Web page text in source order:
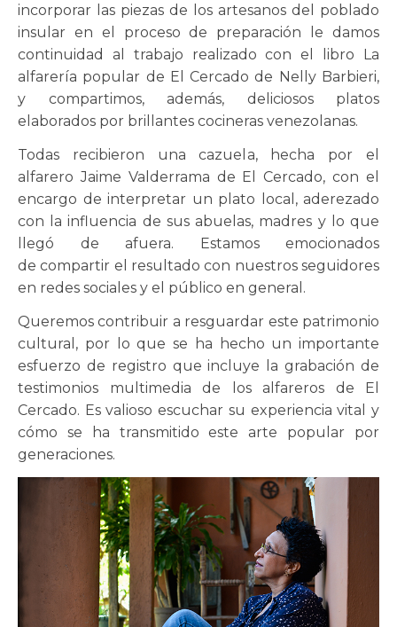
incorporar las piezas de los artesanos del poblado
insular en el proceso de preparación le damos
continuidad al trabajo realizado con el libro La
alfarería popular de El Cercado de Nelly Barbieri,
y compartimos, además, deliciosos platos
elaborados por brillantes cocineras venezolanas.
Todas recibieron una cazuela, hecha por el
alfarero Jaime Valderrama de El Cercado, con el
encargo de interpretar un plato local, aderezado
con la influencia de sus abuelas, madres y lo que
llegó de afuera. Estamos emocionados
de compartir el resultado con nuestros seguidores
en redes sociales y el público en general.
Queremos contribuir a resguardar este patrimonio
cultural, por lo que se ha hecho un importante
esfuerzo de registro que incluye la grabación de
testimonios multimedia de los alfareros de El
Cercado. Es valioso escuchar su experiencia vital y
cómo se ha transmitido este arte popular por
generaciones.